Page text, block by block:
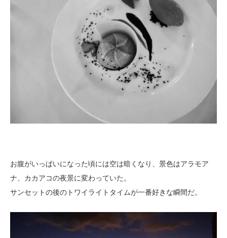
お腹がいっぱいになった頃には空は暗くなり、景色はアラモア
ナ、カカアコの夜景に変わっていた。
サンセットの後のトワイライトタイムが一番好きな瞬間だ。